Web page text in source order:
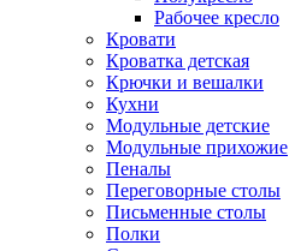
Рабочее кресло
Кровати
Кроватка детская
Крючки и вешалки
Кухни
Модульные детские
Модульные прихожие
Пеналы
Переговорные столы
Письменные столы
Полки